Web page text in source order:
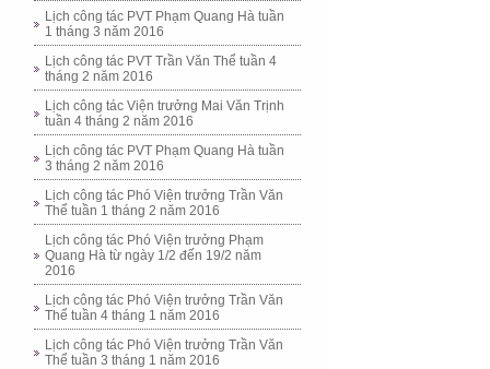
Lịch công tác PVT Phạm Quang Hà tuần
1 tháng 3 năm 2016
Lịch công tác PVT Trần Văn Thể tuần 4
tháng 2 năm 2016
Lịch công tác Viện trưởng Mai Văn Trịnh
tuần 4 tháng 2 năm 2016
Lịch công tác PVT Phạm Quang Hà tuần
3 tháng 2 năm 2016
Lịch công tác Phó Viện trưởng Trần Văn
Thể tuần 1 tháng 2 năm 2016
Lịch công tác Phó Viện trưởng Phạm
Quang Hà từ ngày 1/2 đến 19/2 năm
2016
Lịch công tác Phó Viện trưởng Trần Văn
Thể tuần 4 tháng 1 năm 2016
Lịch công tác Phó Viện trưởng Trần Văn
Thể tuần 3 tháng 1 năm 2016